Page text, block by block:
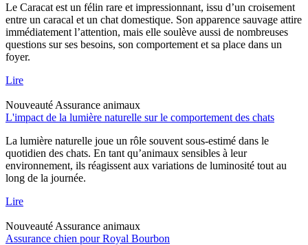
Le Caracat est un félin rare et impressionnant, issu d’un croisement
entre un caracal et un chat domestique. Son apparence sauvage attire
immédiatement l’attention, mais elle soulève aussi de nombreuses
questions sur ses besoins, son comportement et sa place dans un
foyer.
Lire
Nouveauté Assurance animaux
L'impact de la lumière naturelle sur le comportement des chats
La lumière naturelle joue un rôle souvent sous-estimé dans le
quotidien des chats. En tant qu’animaux sensibles à leur
environnement, ils réagissent aux variations de luminosité tout au
long de la journée.
Lire
Nouveauté Assurance animaux
Assurance chien pour Royal Bourbon